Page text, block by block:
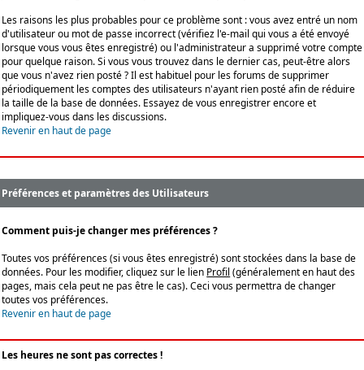
Les raisons les plus probables pour ce problème sont : vous avez entré un nom
d'utilisateur ou mot de passe incorrect (vérifiez l'e-mail qui vous a été envoyé
lorsque vous vous êtes enregistré) ou l'administrateur a supprimé votre compte
pour quelque raison. Si vous vous trouvez dans le dernier cas, peut-être alors
que vous n'avez rien posté ? Il est habituel pour les forums de supprimer
périodiquement les comptes des utilisateurs n'ayant rien posté afin de réduire
la taille de la base de données. Essayez de vous enregistrer encore et
impliquez-vous dans les discussions.
Revenir en haut de page
Préférences et paramètres des Utilisateurs
Comment puis-je changer mes préférences ?
Toutes vos préférences (si vous êtes enregistré) sont stockées dans la base de
données. Pour les modifier, cliquez sur le lien Profil (généralement en haut des
pages, mais cela peut ne pas être le cas). Ceci vous permettra de changer
toutes vos préférences.
Revenir en haut de page
Les heures ne sont pas correctes !